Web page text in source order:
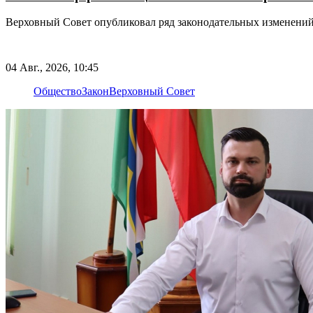
Верховный Совет опубликовал ряд законодательных
04 Авг., 2026, 10:45
ОбществоЗаконВерховный Совет